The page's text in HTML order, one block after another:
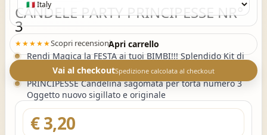
Apri carrello
Vai al checkoutSpedizione calcolata al checkout
CANDELE PARTY PRINCIPESSE NR°
3
★★★★★Scopri recensioni
Rendi Magica la FESTA ai tuoi BIMBI!!! Splendido Kit di
Addobbi per FESTE DISNEY
PRINCIPESSE Candelina sagomata per torta numero 3
Oggetto nuovo sigillato e originale
€ 3,20